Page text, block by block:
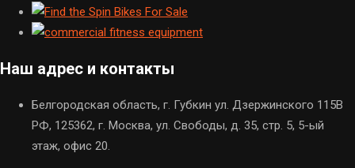
Наш адрес и контакты
Белгородская область, г. Губкин ул. Дзержинского 115В
РФ, 125362, г. Москва, ул. Свободы, д. 35, стр. 5, 5-ый
этаж, офис 20.